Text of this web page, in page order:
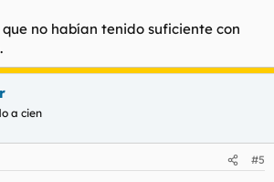
no habían tenido suficiente con
.
a cien
#5